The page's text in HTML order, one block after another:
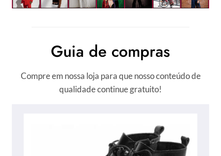
Guia de compras
Compre em nossa loja para que nosso conteúdo de
qualidade continue gratuito!